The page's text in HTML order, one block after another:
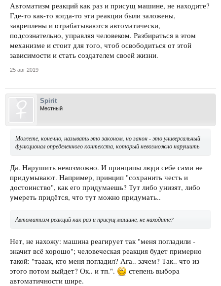
Автоматизм реакций как раз и присущ машине, не находите?
Где-то как-то когда-то эти реакции были заложены,
закреплены и отрабатываются автоматически,
подсознательно, управляя человеком. Разбираться в этом
механизме и стоит для того, чтоб освободиться от этой
зависимости и стать создателем своей жизни.
25 авг 2019
Spirit
Местный
Можете, конечно, называть это законом, но закон - это универсальный
функционал определенного контекста, который невозможно нарушить
Да. Нарушить невозможно. И принципы люди себе сами не
придумывают. Например, принцип "сохранить честь и
достоинство", как его придумаешь? Тут либо унизят, либо
умереть придётся, что тут можно придумать..
Автоматизм реакций как раз и присущ машине, не находите?
Нет, не нахожу: машина реагирует так "меня погладили -
значит всё хорошо"; человеческая реакция будет примерно
такой: "тааак, кто меня погладил? Ага.. зачем? Так.. что из
этого потом выйдет? Ок.. и тп.".
степень выбора
автоматичности шире.